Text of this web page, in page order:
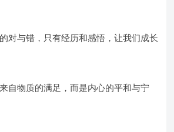
对与错，只有经历和感悟，让我们成长
自物质的满足，而是内心的平和与宁